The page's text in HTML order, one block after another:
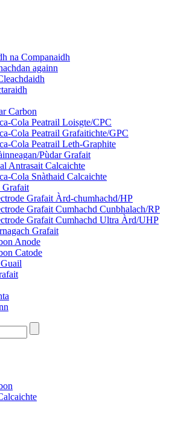
na Companaidh
againn
Carbon
Cola Peatrail Loisgte/CPC
Cola Peatrail Grafaitichte/GPC
Cola Peatrail Leth-Graphite
Pùdar Grafait
Antrasait Calcaichte
Cola Snàthaid Calcaichte
Grafait
Grafait Àrd-chumhachd/HP
Grafait Cumhachd Cunbhalach/RP
Grafait Cumhachd Ultra Àrd/UHP
Grafait
Anode
Catode